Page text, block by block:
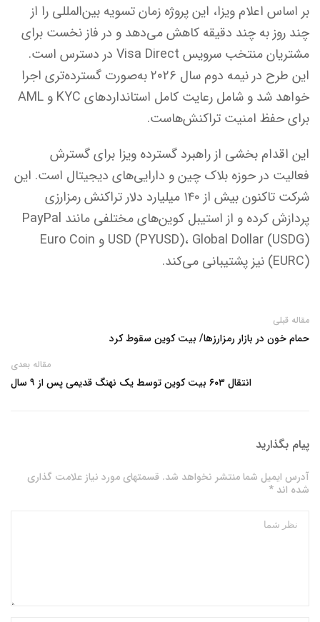
بر اساس اعلام ویزا، این پروژه زمان تسویه بین‌المللی را از
چند روز به چند دقیقه کاهش می‌دهد و در فاز نخست برای
مشتریان منتخب سرویس Visa Direct در دسترس است.
این طرح در نیمه دوم سال ۲۰۲۶ به‌صورت گسترده‌تری اجرا
خواهد شد و شامل رعایت کامل استانداردهای KYC و AML
برای حفظ امنیت تراکنش‌هاست.
این اقدام بخشی از راهبرد گسترده ویزا برای گسترش
فعالیت در حوزه بلاک‌ چین و دارایی‌های دیجیتال است. این
شرکت تاکنون بیش از ۱۴۰ میلیارد دلار تراکنش رمزارزی
پردازش کرده و از استیبل‌ کوین‌های مختلفی مانند PayPal
USD (PYUSD)، Global Dollar (USDG) و Euro Coin
(EURC) نیز پشتیبانی می‌کند.
مقاله قبلی
حمام خون در بازار رمزارزها/ بیت کوین سقوط کرد
مقاله بعدی
انتقال ۶۰۳ بیت کوین توسط یک نهنگ قدیمی پس از ۹ سال
پیام بگذارید
آدرس ایمیل شما منتشر نخواهد شد. قسمتهای مورد نیاز علامت گذاری
شده اند *